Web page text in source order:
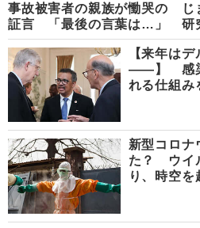
事故被害者の親族が慟哭の
証言 「最後の言葉は…」
じ
研
【来年は
――】 感染
れる仕組み
新型コロナ
た？ ウイ
り、時空を